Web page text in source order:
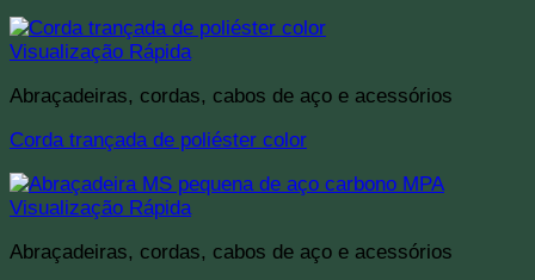
Visualização Rápida
Abraçadeiras, cordas, cabos de aço e acessórios
Corda trançada de poliéster color
Visualização Rápida
Abraçadeiras, cordas, cabos de aço e acessórios